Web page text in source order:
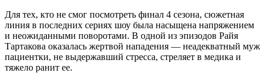
Для тех, кто не смог посмотреть финал 4 сезона, сюжетная
линия в последних сериях шоу была насыщена напряжением
и неожиданными поворотами. В одной из эпизодов Райя
Тартакова оказалась жертвой нападения — неадекватный муж
пациентки, не выдержавший стресса, стреляет в медика и
тяжело ранит ее.